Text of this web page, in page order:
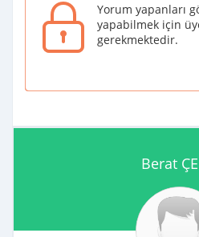
Yorum yapanları
yapabilmek için
gerekmektedir.
Berat